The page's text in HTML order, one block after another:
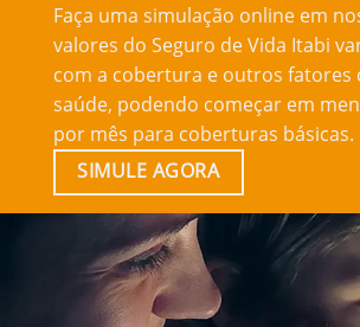
Faça uma simulação online em
valores do Seguro de Vida Itabi
com a cobertura e outros fatores
saúde, podendo começar em
por mês para coberturas básicas.
SIMULE AGORA